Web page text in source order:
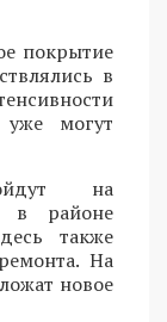
покрытие
в
могут
на
в районе
также
На
новое